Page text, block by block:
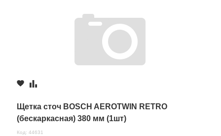
Щетка сточ BOSCH AEROTWIN RETRO
(бескаркасная) 380 мм (1шт)
Код: 44631